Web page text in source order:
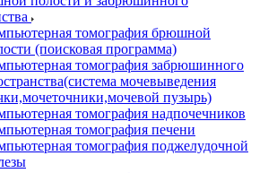
томография брюшной
(поисковая программа)
томография забрюшинного
мочевыведения
пузырь)
томография надпочечников
томография печени
томография поджелудочной